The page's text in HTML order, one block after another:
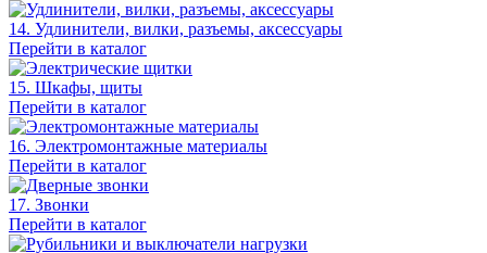
14. Удлинители, вилки, разъемы, аксессуары
Перейти в каталог
15. Шкафы, щиты
Перейти в каталог
16. Электромонтажные материалы
Перейти в каталог
17. Звонки
Перейти в каталог